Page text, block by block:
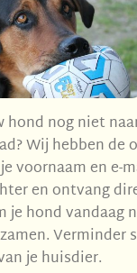
nog niet
Wij hebben de
voornaam en e-
en ontvang
je hond vandaag
Verminder
je huisdier.